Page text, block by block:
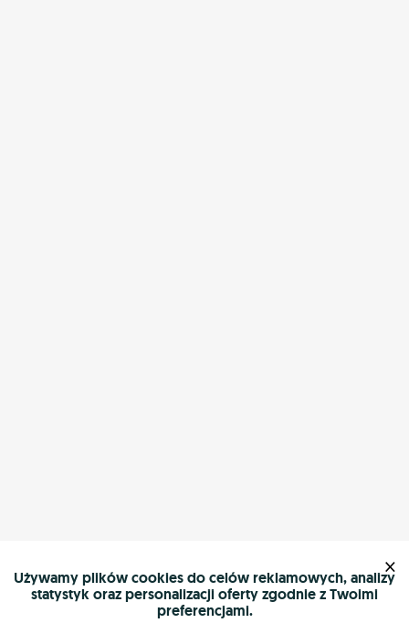
Używamy plików cookies do celów reklamowych, analizy
statystyk oraz personalizacji oferty zgodnie z Twoimi
preferencjami.
×